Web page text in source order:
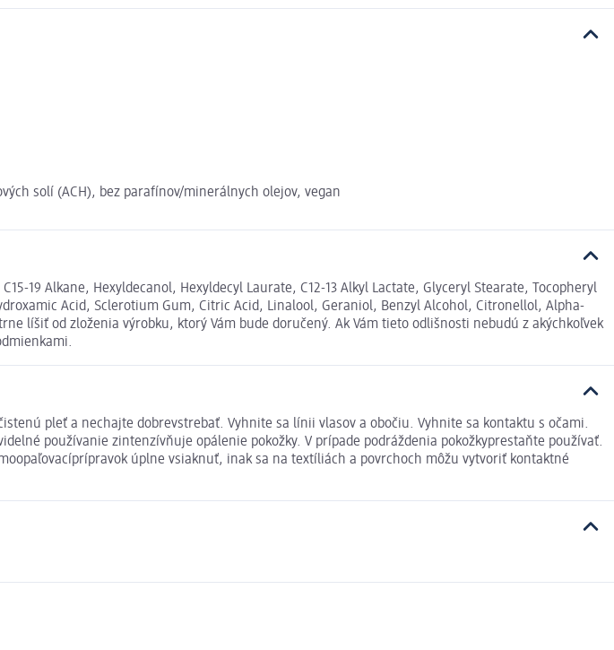
solí (ACH), bez parafínov/minerálnych olejov, vegan
19 Alkane, Hexyldecanol, Hexyldecyl Laurate, C12-13 Alkyl Lactate, Glyceryl Stearate, Tocopheryl
Acid, Sclerotium Gum, Citric Acid, Linalool, Geraniol, Benzyl Alcohol, Citronellol, Alpha-
líšiť od zloženia výrobku, ktorý Vám bude doručený. Ak Vám tieto odlišnosti nebudú z akýchkoľvek
pleť a nechajte dobrevstrebať. Vyhnite sa línii vlasov a obočiu. Vyhnite sa kontaktu s očami.
používanie zintenzívňuje opálenie pokožky. V prípade podráždenia pokožkyprestaňte používať.
úplne vsiaknuť, inak sa na textíliách a povrchoch môžu vytvoriť kontaktné